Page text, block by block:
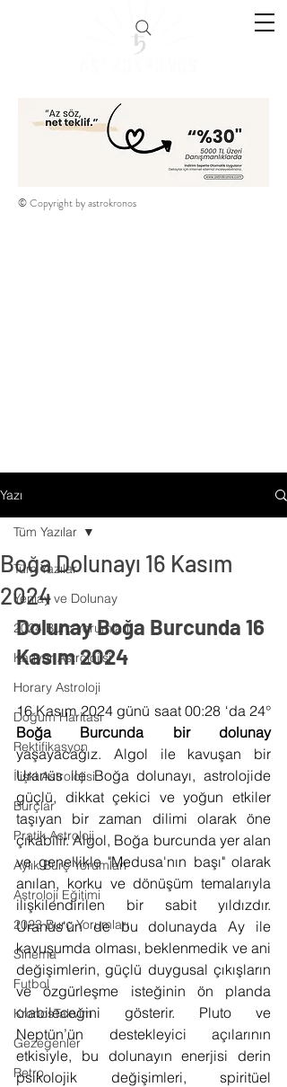
© Copyright by astrokronos
Yazı
Tüm Yazılar
Yeniay ve Dolunay
2024 Burç Yorumları
Kariyer Astrolojisi
Horary Astroloji
Doğum Haritası
Rektifikasyon
İlişki Astrolojisi
Burçlar
Pratik Astroloji
Aylık Burç Yorumları
Astroloji Eğitimi
2023 Burç Yorumları
Sinema
Futbol
KronosTakvim
Gezegenler
Retro
Tüm Yazılar
Boğa Dolunayı 16 Kasım
2024
Dolunay Boğa Burcunda 16
Kasım 2024
16 Kasım 2024 günü saat 00:28 ‘da 24°
Boğa Burcunda bir dolunay
yaşayacağız. Algol ile kavuşan bir
Uranüs ile Boğa dolunayı, astrolojide
güçlü, dikkat çekici ve yoğun etkiler
taşıyan bir zaman dilimi olarak öne
çıkabilir. Algol, Boğa burcunda yer alan
ve genellikle "Medusa'nın başı" olarak
anılan, korku ve dönüşüm temalarıyla
ilişkilendirilen bir sabit yıldızdır.
Uranüs'ün de bu dolunayda Ay ile
kavuşumda olması, beklenmedik ve ani
değişimlerin, güçlü duygusal çıkışların
ve özgürleşme isteğinin ön planda
olabileceğini gösterir. Pluto ve
Neptün’ün destekleyici açılarının
etkisiyle, bu dolunayın enerjisi derin
psikolojik değişimleri, spiritüel